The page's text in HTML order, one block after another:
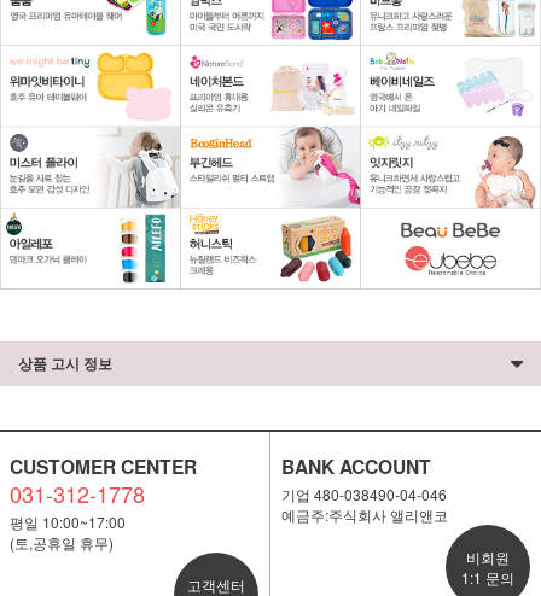
상품 고시 정보
CUSTOMER CENTER
031-312-1778
평일 10:00~17:00
(토,공휴일 휴무)
고객센터
BANK ACCOUNT
기업 480-038490-04-046
예금주:주식회사 앨리앤코
비회원
1:1 문의